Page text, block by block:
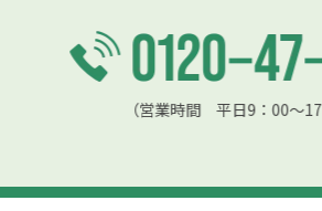
（営業時間 平日9：00〜17